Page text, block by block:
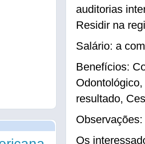
auditorias
Residir na
Salário: a
Benefícios:
resultado,
Os